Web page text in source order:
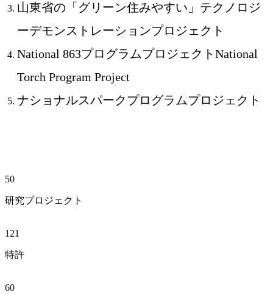
山東省の「グリーン住みやすい」テクノロジ
ーデモンストレーションプロジェクト
National 863プログラムプロジェクトNational
Torch Program Project
ナショナルスパークプログラムプロジェクト
50
研究プロジェクト
121
特許
60